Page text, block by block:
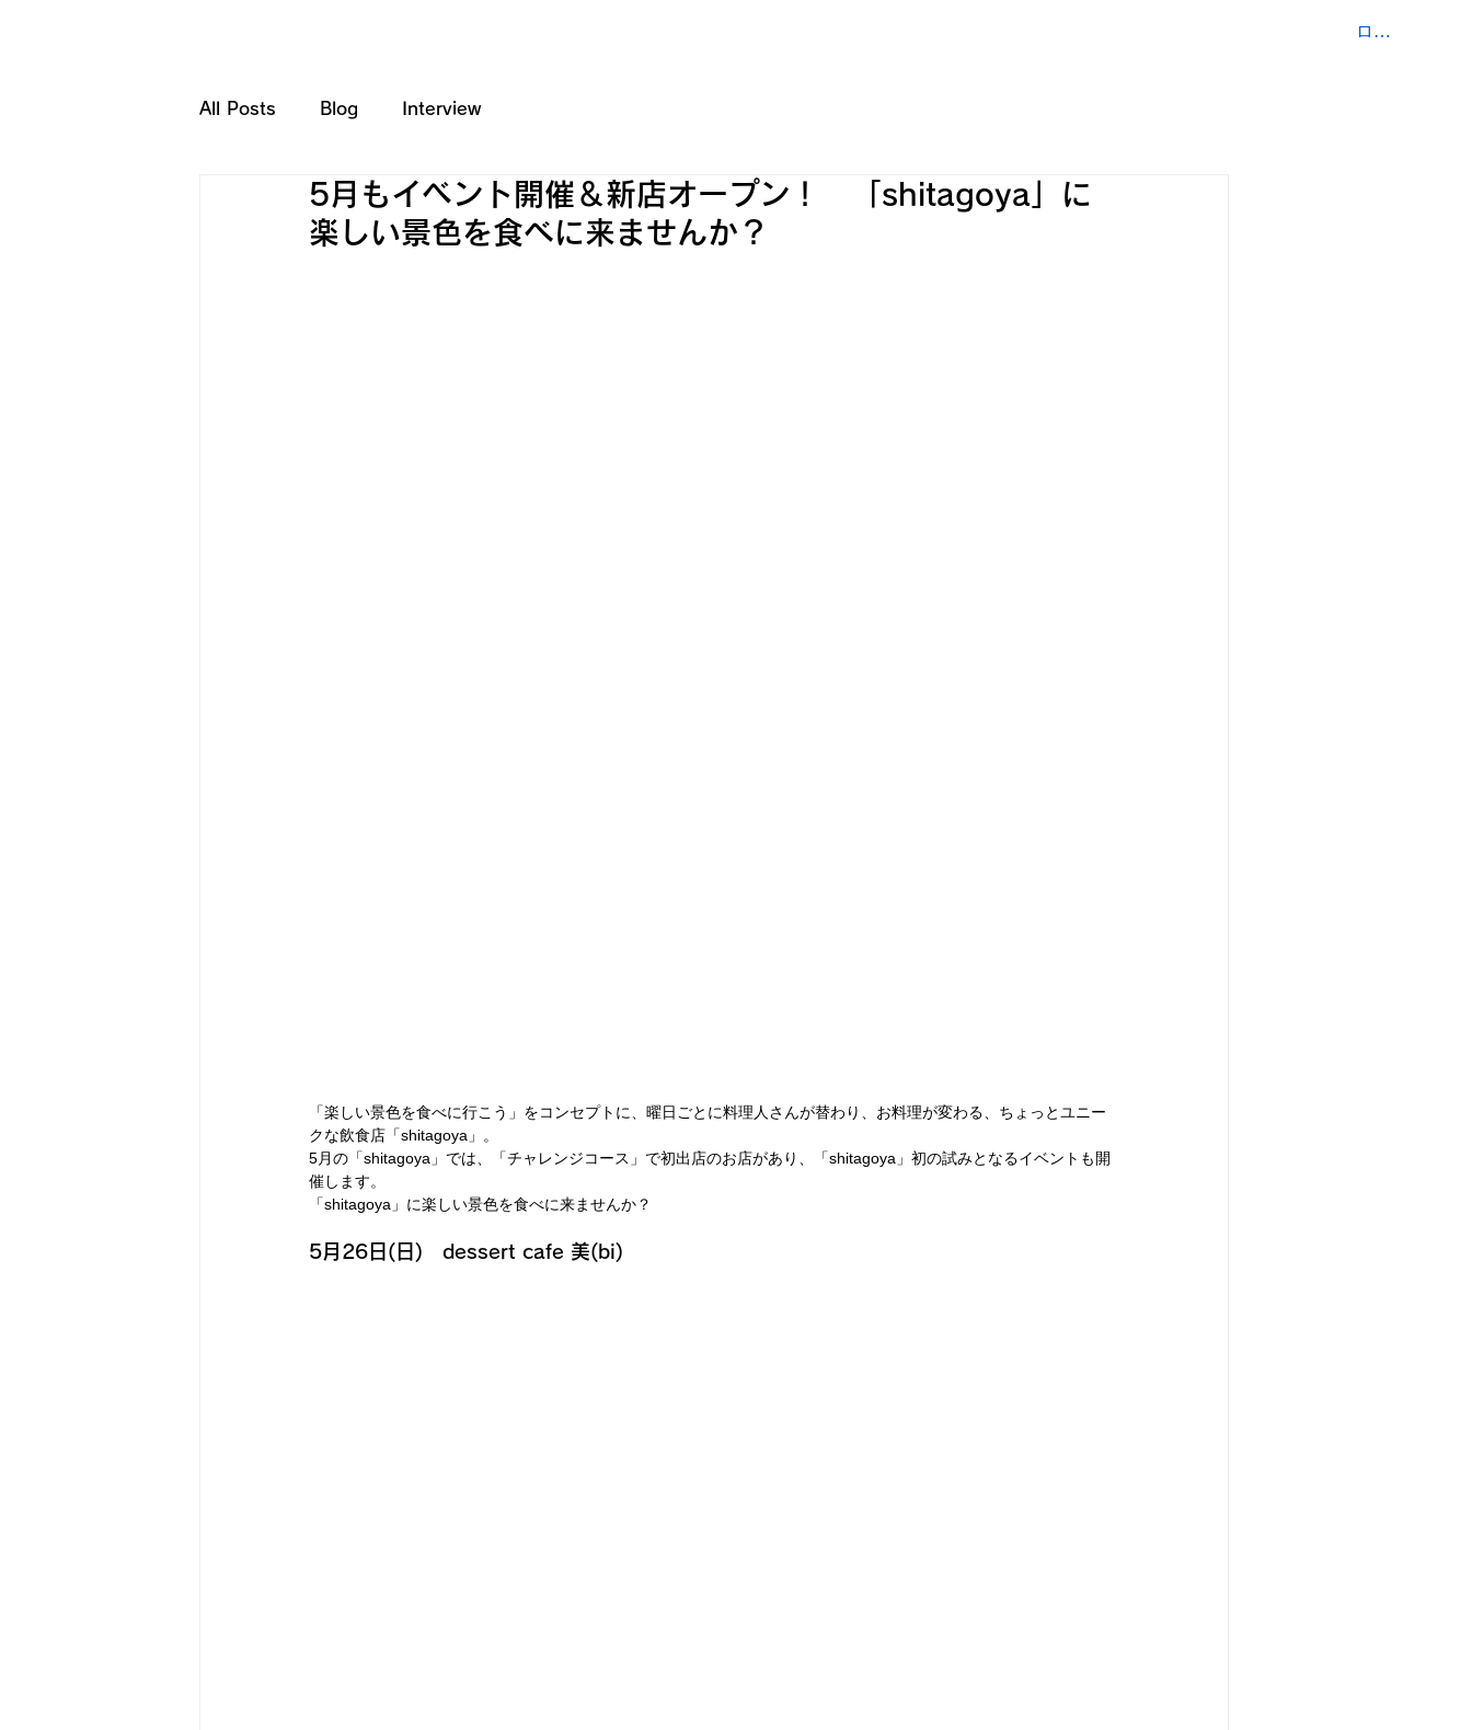
ログイン
All Posts Blog Interview
5月もイベント開催＆新店オープン！ 「shitagoya」に
楽しい景色を食べに来ませんか？
「楽しい景色を食べに行こう」をコンセプトに、曜日ごとに料理人さんが替わり、お料理が変わる、ちょっとユニー
クな飲食店「shitagoya」。
5月の「shitagoya」では、「チャレンジコース」で初出店のお店があり、「shitagoya」初の試みとなるイベントも開
催します。
「shitagoya」に楽しい景色を食べに来ませんか？
5月26日(日)　dessert cafe 美(bi)